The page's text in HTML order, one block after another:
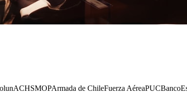
ACHSMOPArmada de ChileFuerza AéreaPUC